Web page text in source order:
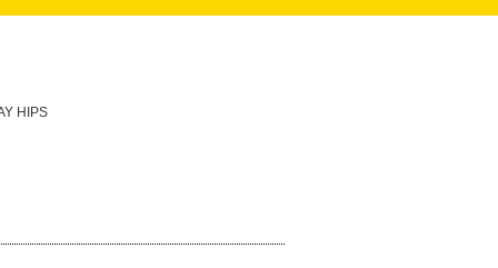
HIPS